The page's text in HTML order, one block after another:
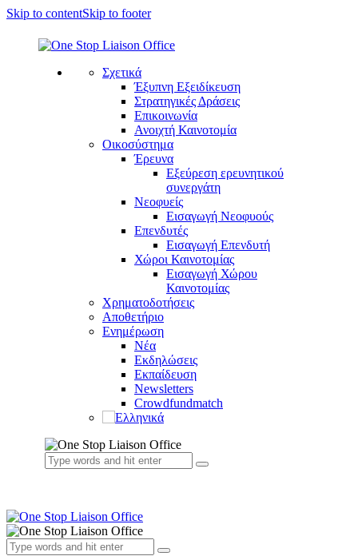
Skip to contentSkip to footer
Σχετικά
Έξυπνη Εξειδίκευση
Στρατηγικές Δράσεις
Επικοινωνία
Ανοιχτή Καινοτομία
Οικοσύστημα
Έρευνα
Εξεύρεση ερευνητικού
συνεργάτη
Νεοφυείς
Εισαγωγή Νεοφυούς
Επενδυτές
Εισαγωγή Επενδυτή
Χώροι Καινοτομίας
Εισαγωγή Χώρου
Καινοτομίας
Χρηματοδοτήσεις
Αποθετήριο
Ενημέρωση
Νέα
Εκδηλώσεις
Εκπαίδευση
Newsletters
Crowdfundmatch